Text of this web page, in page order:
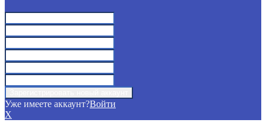
Уже имеете аккаунт?Войти
X